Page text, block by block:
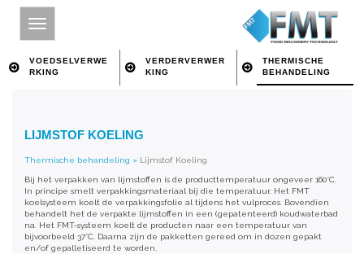
SITE INDEX
VOEDSELVERWERKING
VERDERVERWERKING
VOEDSELVERWE
RKING
VERDERVERWER
KING
THERMISCHE
BEHANDELING
LIJMSTOF KOELING
Thermische behandeling » Lijmstof Koeling
Bij het verpakken van lijmstoffen is de producttemperatuur ongeveer 160°C.
In principe smelt verpakkingsmateriaal bij die temperatuur. Het FMT
koelsysteem koelt de verpakkingsfolie al tijdens het vulproces. Bovendien
behandelt het de verpakte lijmstoffen in een (gepatenteerd) koudwaterbad
na. Het FMT-systeem koelt de producten naar een temperatuur van
bijvoorbeeld 37°C. Daarna zijn de pakketten gereed om in dozen gepakt
en/of gepalletiseerd te worden.